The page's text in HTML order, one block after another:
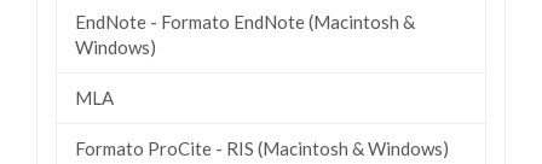
EndNote - Formato EndNote (Macintosh &
Windows)
MLA
Formato ProCite - RIS (Macintosh & Windows)